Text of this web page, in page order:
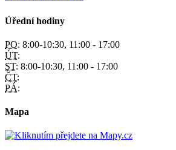
Úřední hodiny
PO: 8:00-10:30, 11:00 - 17:00
ÚT:
ST: 8:00-10:30, 11:00 - 17:00
ČT:
PÁ:
Mapa